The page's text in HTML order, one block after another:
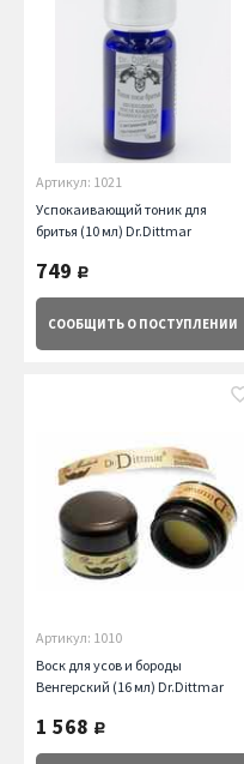
Артикул: 1021
Успокаивающий тоник для
бритья (10 мл) Dr.Dittmar
749 руб.
СООБЩИТЬ О ПОСТУПЛЕНИИ
Артикул: 1010
Воск для усов и бороды
Венгерский (16 мл) Dr.Dittmar
1 568 руб.